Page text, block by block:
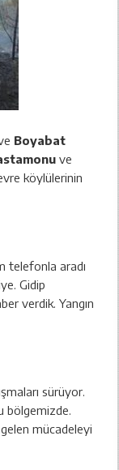
Boyabat
ve
köylülerinin
telefonla aradı
Gidip
verdik. Yangın
sürüyor.
bölgemizde.
mücadeleyi